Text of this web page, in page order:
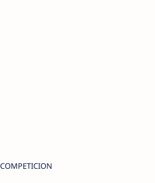
COMPETICION